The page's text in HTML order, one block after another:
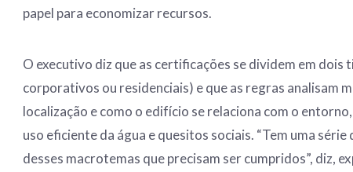
papel para economizar recursos.
O executivo diz que as certificações se dividem em dois
corporativos ou residenciais) e que as regras analisam
localização e como o edifício se relaciona com o
uso eficiente da água e quesitos sociais. “Tem uma
desses macrotemas que precisam ser cumpridos”, diz,